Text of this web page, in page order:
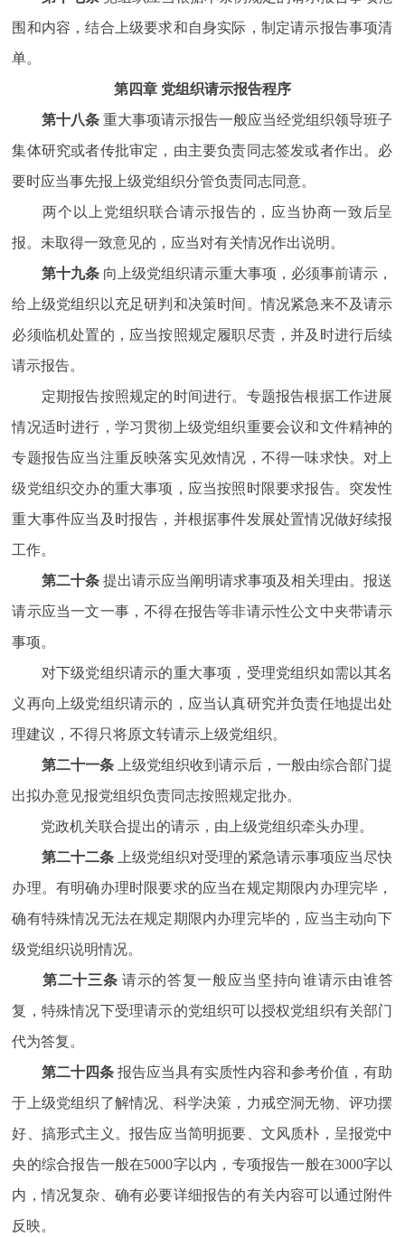
围和内容，结合上级要求和自身实际，制定请示报告事项清
单。
第四章 党组织请示报告程序
第十八条重大事项请示报告一般应当经党组织领导班子
集体研究或者传批审定，由主要负责同志签发或者作出。必
要时应当事先报上级党组织分管负责同志同意。
两个以上党组织联合请示报告的，应当协商一致后呈
报。未取得一致意见的，应当对有关情况作出说明。
第十九条向上级党组织请示重大事项，必须事前请示，
给上级党组织以充足研判和决策时间。情况紧急来不及请示
必须临机处置的，应当按照规定履职尽责，并及时进行后续
请示报告。
定期报告按照规定的时间进行。专题报告根据工作进展
情况适时进行，学习贯彻上级党组织重要会议和文件精神的
专题报告应当注重反映落实见效情况，不得一味求快。对上
级党组织交办的重大事项，应当按照时限要求报告。突发性
重大事件应当及时报告，并根据事件发展处置情况做好续报
工作。
第二十条提出请示应当阐明请求事项及相关理由。报送
请示应当一文一事，不得在报告等非请示性公文中夹带请示
事项。
对下级党组织请示的重大事项，受理党组织如需以其名
义再向上级党组织请示的，应当认真研究并负责任地提出处
理建议，不得只将原文转请示上级党组织。
第二十一条上级党组织收到请示后，一般由综合部门提
出拟办意见报党组织负责同志按照规定批办。
党政机关联合提出的请示，由上级党组织牵头办理。
第二十二条上级党组织对受理的紧急请示事项应当尽快
办理。有明确办理时限要求的应当在规定期限内办理完毕，
确有特殊情况无法在规定期限内办理完毕的，应当主动向下
级党组织说明情况。
第二十三条 请示的答复一般应当坚持向谁请示由谁答
复，特殊情况下受理请示的党组织可以授权党组织有关部门
代为答复。
第二十四条报告应当具有实质性内容和参考价值，有助
于上级党组织了解情况、科学决策，力戒空洞无物、评功摆
好、搞形式主义。报告应当简明扼要、文风质朴，呈报党中
央的综合报告一般在5000字以内，专项报告一般在3000字以
内，情况复杂、确有必要详细报告的有关内容可以通过附件
反映。